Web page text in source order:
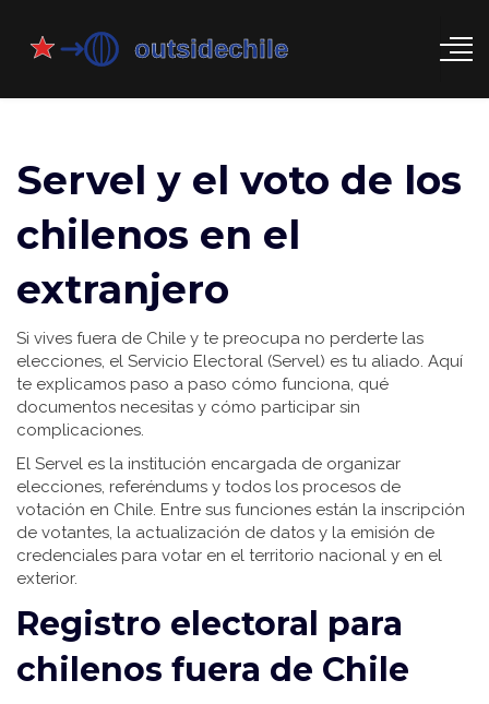
Servel y el voto de los
chilenos en el
extranjero
Si vives fuera de Chile y te preocupa no perderte las
elecciones, el Servicio Electoral (Servel) es tu aliado. Aquí
te explicamos paso a paso cómo funciona, qué
documentos necesitas y cómo participar sin
complicaciones.
El Servel es la institución encargada de organizar
elecciones, referéndums y todos los procesos de
votación en Chile. Entre sus funciones están la inscripción
de votantes, la actualización de datos y la emisión de
credenciales para votar en el territorio nacional y en el
exterior.
Registro electoral para
chilenos fuera de Chile